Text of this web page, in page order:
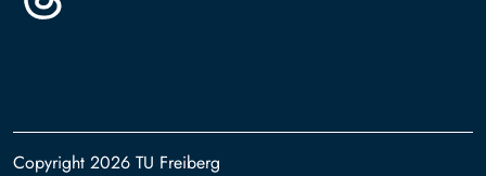
Copyright 2026 TU Freiberg